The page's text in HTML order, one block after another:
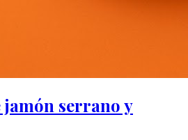
jamón serrano y